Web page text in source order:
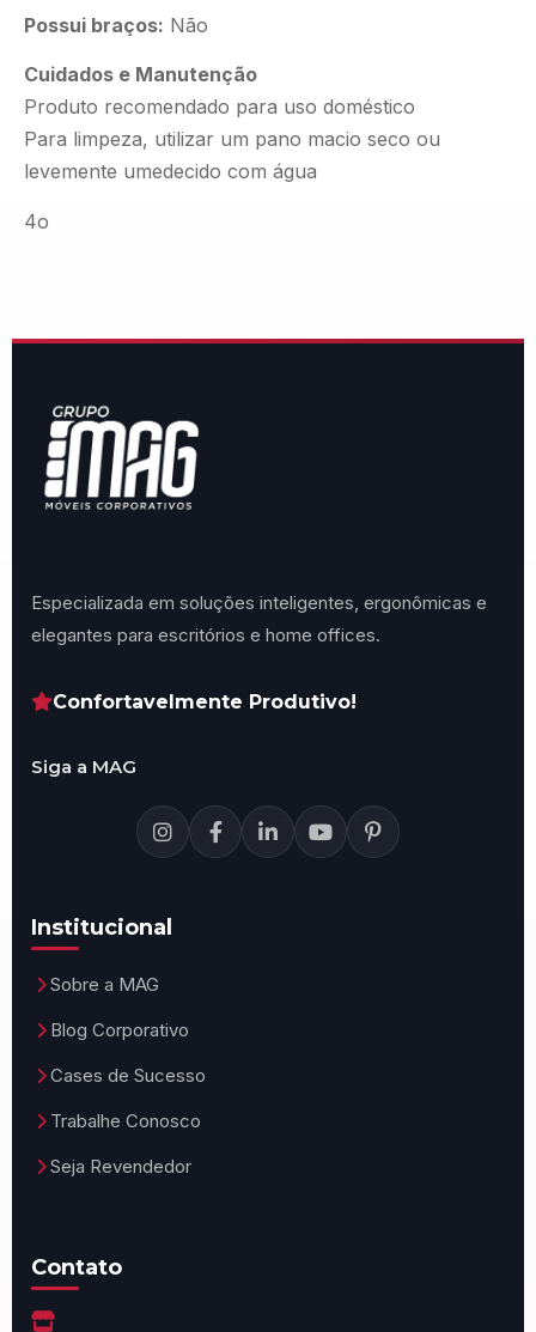
Possui braços: Não
Cuidados e Manutenção
Produto recomendado para uso doméstico
Para limpeza, utilizar um pano macio seco ou
levemente umedecido com água
4o
Especializada em soluções inteligentes, ergonômicas e
elegantes para escritórios e home offices.
Confortavelmente Produtivo!
Siga a MAG
Institucional
Sobre a MAG
Blog Corporativo
Cases de Sucesso
Trabalhe Conosco
Seja Revendedor
Contato